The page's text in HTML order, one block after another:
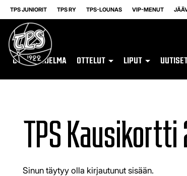
TPS JUNIORIT TPS RY TPS-LOUNAS VIP-MENUT
OTTELUOHJELMA
OTTELUT LIPUT
TPS
Sinun täytyy olla kirjautunut sisään.